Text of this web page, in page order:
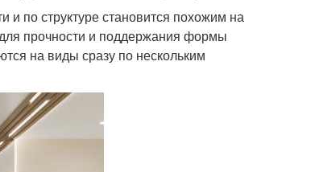
и по структуре становится похожим на
для прочности и поддержания формы
на виды сразу по нескольким